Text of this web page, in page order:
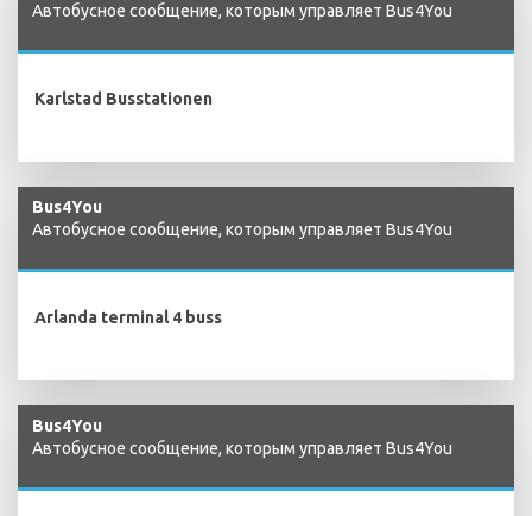
Автобусное сообщение, которым управляет Bus4You
Karlstad Busstationen
Bus4You
Автобусное сообщение, которым управляет Bus4You
Arlanda terminal 4 buss
Bus4You
Автобусное сообщение, которым управляет Bus4You